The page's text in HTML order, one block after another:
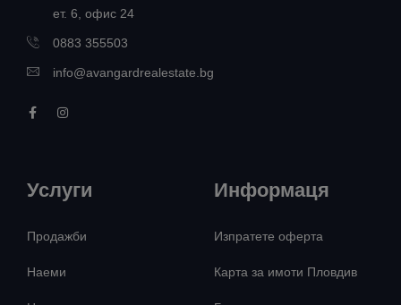
ет. 6, офис 24
0883 355503
info@avangardrealestate.bg
Услуги
Продажби
Наеми
Информаця
Изпратете оферта
Карта за имоти Пловдив